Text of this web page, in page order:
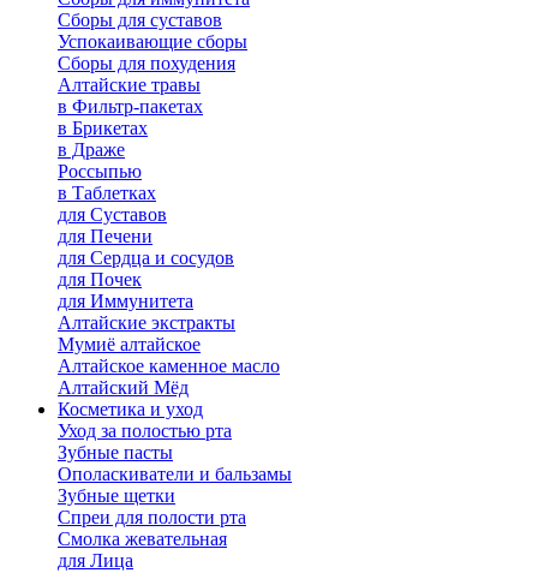
Сборы для суставов
Успокаивающие сборы
Сборы для похудения
Алтайские травы
в Фильтр-пакетах
в Брикетах
в Драже
Россыпью
в Таблетках
для Cуставов
для Печени
для Сердца и сосудов
для Почек
для Иммунитета
Алтайские экстракты
Мумиё алтайское
Алтайское каменное масло
Алтайский Мёд
Косметика и уход
Уход за полостью рта
Зубные пасты
Ополаскиватели и бальзамы
Зубные щетки
Спреи для полости рта
Смолка жевательная
для Лица